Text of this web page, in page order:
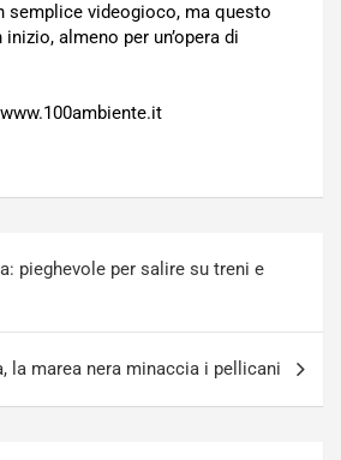
semplice videogioco, ma questo
almeno per un’opera di
pieghevole per salire su treni e
la marea nera minaccia i pellicani